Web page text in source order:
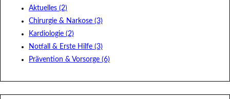
Aktuelles (2)
Chirurgie & Narkose (3)
Kardiologie (2)
Notfall & Erste Hilfe (3)
Prävention & Vorsorge (6)